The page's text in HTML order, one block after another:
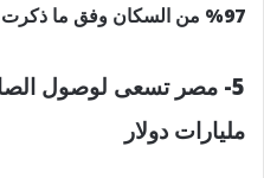
97% من السكان وفق ما ذكرت منصة “إدارة التجارة الدولية”.
مليارات دولار